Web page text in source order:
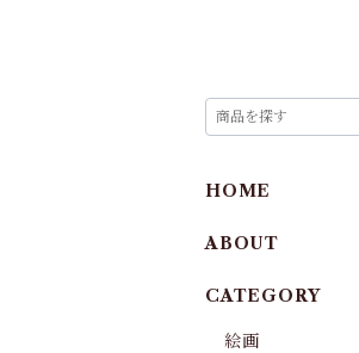
HOME
ABOUT
CATEGORY
絵画